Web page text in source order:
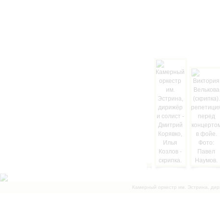
Камерный оркестр им. Эстрина,